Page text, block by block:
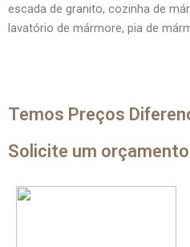
escada de granito, cozinha de
lavatório de mármore, pia de
Temos Preços
Solicite um